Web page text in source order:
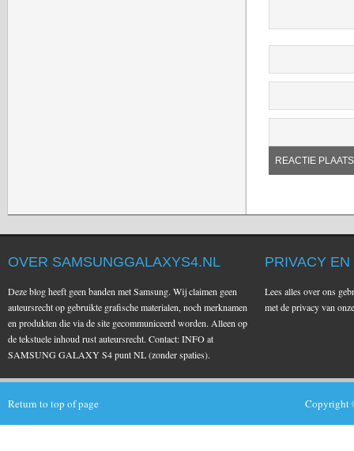
OVER SAMSUNGGALAXYS4.NL
Deze blog heeft geen banden met Samsung. Wij claimen geen
auteursrecht op gebruikte grafische materialen, noch merknamen
en produkten die via de site gecommuniceerd worden. Alleen op
de tekstuele inhoud rust auteursrecht. Contact: INFO at
SAMSUNG GALAXY S4 punt NL (zonder spaties).
PRIVACY
Lees alles over ons
met de privacy van
Return to top of page Copyright